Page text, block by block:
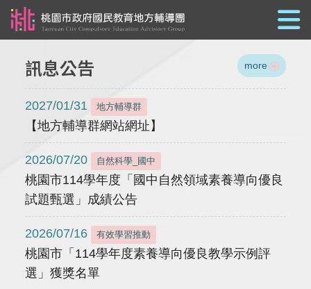
訊息公告 more
2027/01/31 地方輔導群
【地方輔導群網站網址】
2026/07/20 自然科學_國中
桃園市114學年度「國中自然領域素養導向優良
試題甄選」成績公告
2026/07/16 有效學習推動
桃園市「114學年度素養導向優良教學示例評
選」獲獎名單